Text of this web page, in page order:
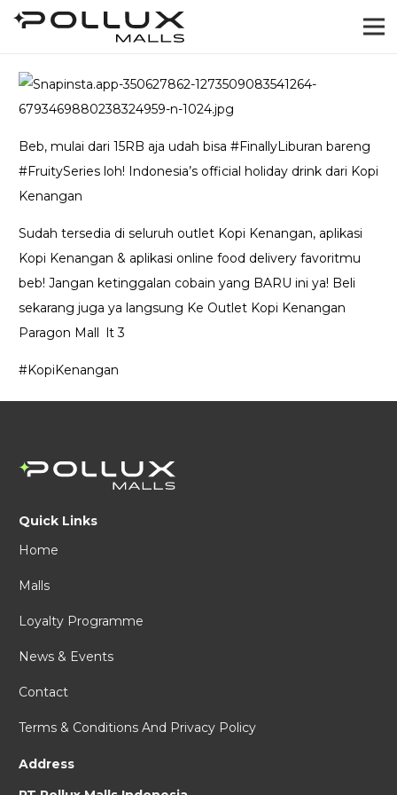
Beb, mulai dari 15RB aja udah bisa #FinallyLiburan bareng
#FruitySeries loh! Indonesia’s official holiday drink dari Kopi
Kenangan
Sudah tersedia di seluruh outlet Kopi Kenangan, aplikasi
Kopi Kenangan & aplikasi online food delivery favoritmu
beb! Jangan ketinggalan cobain yang BARU ini ya! Beli
sekarang juga ya langsung Ke Outlet Kopi Kenangan
Paragon Mall lt 3
#KopiKenangan
Quick Links
Home
Malls
Loyalty Programme
News & Events
Contact
Terms & Conditions And Privacy Policy
Address